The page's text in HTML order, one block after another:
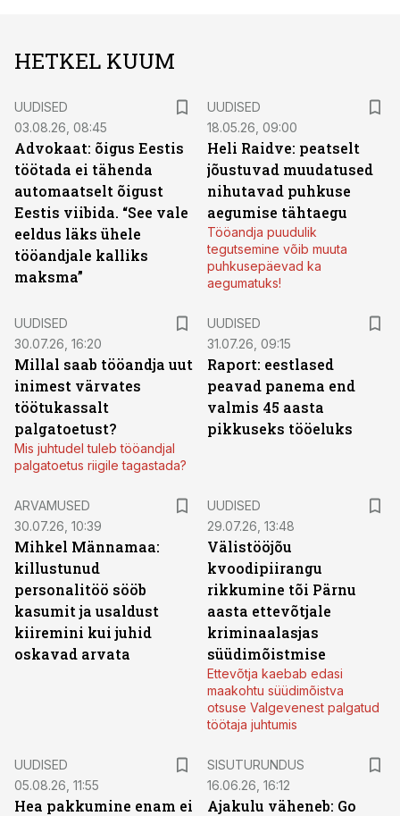
HETKEL KUUM
UUDISED
03.08.26, 08:45
Advokaat: õigus Eestis
töötada ei tähenda
automaatselt õigust
Eestis viibida. “See vale
eeldus läks ühele
tööandjale kalliks
maksma”
UUDISED
18.05.26, 09:00
Heli Raidve: peatselt
jõustuvad muudatused
nihutavad puhkuse
aegumise tähtaegu
Tööandja puudulik
tegutsemine võib muuta
puhkusepäevad ka
aegumatuks!
UUDISED
30.07.26, 16:20
Millal saab tööandja uut
inimest värvates
töötukassalt
palgatoetust?
Mis juhtudel tuleb tööandjal
palgatoetus riigile tagastada?
UUDISED
31.07.26, 09:15
Raport: eestlased
peavad panema end
valmis 45 aasta
pikkuseks tööeluks
ARVAMUSED
30.07.26, 10:39
Mihkel Männamaa:
killustunud
personalitöö sööb
kasumit ja usaldust
kiiremini kui juhid
oskavad arvata
UUDISED
29.07.26, 13:48
Välistööjõu
kvoodipiirangu
rikkumine tõi Pärnu
aasta ettevõtjale
kriminaalasjas
süüdimõistmise
Ettevõtja kaebab edasi
maakohtu süüdimõistva
otsuse Valgevenest palgatud
töötaja juhtumis
UUDISED
05.08.26, 11:55
Hea pakkumine enam ei
SISUTURUNDUS
16.06.26, 16:12
Ajakulu väheneb: Go